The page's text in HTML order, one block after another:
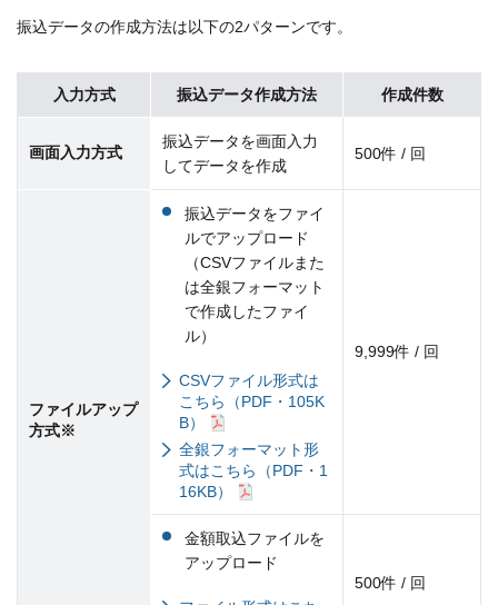
振込データの作成方法は以下の2パターンです。
入力方式 振込データ作成方法 作成件数
画面入力方式
振込データを画面入力
してデータを作成
500件 / 回
ファイルアップ
方式※
振込データをファイ
ルでアップロード
（CSVファイルまた
は全銀フォーマット
で作成したファイ
ル）
CSVファイル形式は
こちら（PDF・105K
B）
全銀フォーマット形
式はこちら（PDF・1
16KB）
9,999件 / 回
金額取込ファイルを
アップロード
500件 / 回